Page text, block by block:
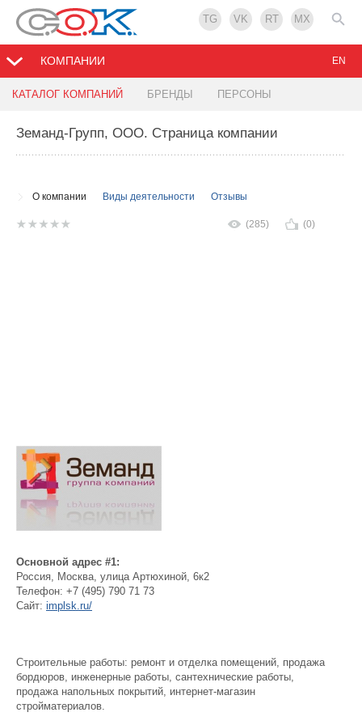
TG VK RT MX
КОМПАНИИ
КАТАЛОГ КОМПАНИЙ БРЕНДЫ ПЕРСОНЫ
EN
Земанд-Групп, ООО. Страница компании
О компании Виды деятельности Отзывы
(285) (0)
Основной адрес #1:
Россия, Москва, улица Артюхиной, 6к2
Телефон: +7 (495) 790 71 73
Сайт: implsk.ru/
Строительные работы: ремонт и отделка помещений, продажа
бордюров, инженерные работы, сантехнические работы,
продажа напольных покрытий, интернет-магазин
стройматериалов.